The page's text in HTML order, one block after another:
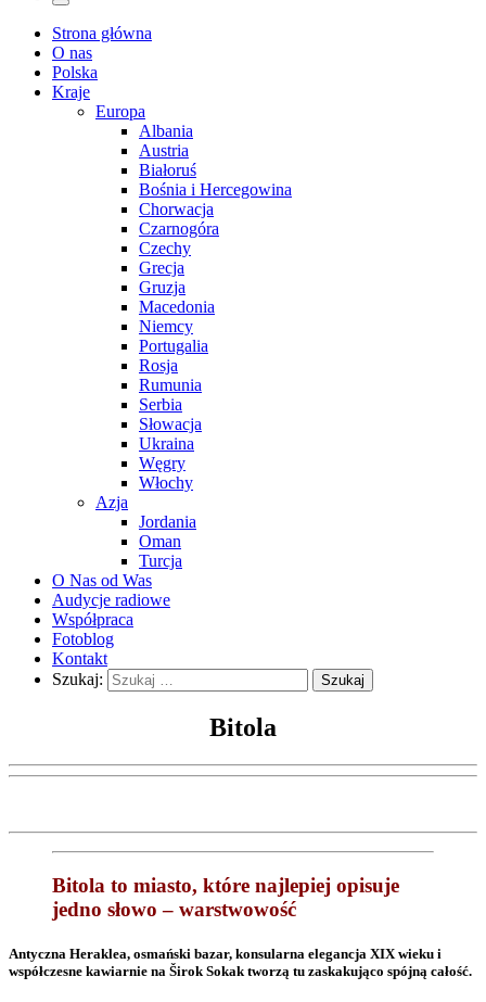
Strona główna
O nas
Polska
Kraje
Europa
Albania
Austria
Białoruś
Bośnia i Hercegowina
Chorwacja
Czarnogóra
Czechy
Grecja
Gruzja
Macedonia
Niemcy
Portugalia
Rosja
Rumunia
Serbia
Słowacja
Ukraina
Węgry
Włochy
Azja
Jordania
Oman
Turcja
O Nas od Was
Audycje radiowe
Współpraca
Fotoblog
Kontakt
Szukaj:
Bitola
Bitola to miasto, które najlepiej opisuje
jedno słowo – warstwowość
Antyczna Heraklea, osmański bazar, konsularna elegancja XIX wieku i
współczesne kawiarnie na Širok Sokak tworzą tu zaskakująco spójną całość.